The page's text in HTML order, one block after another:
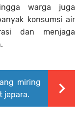
warga juga
konsumsi air
dan menjaga
miring
jepara.